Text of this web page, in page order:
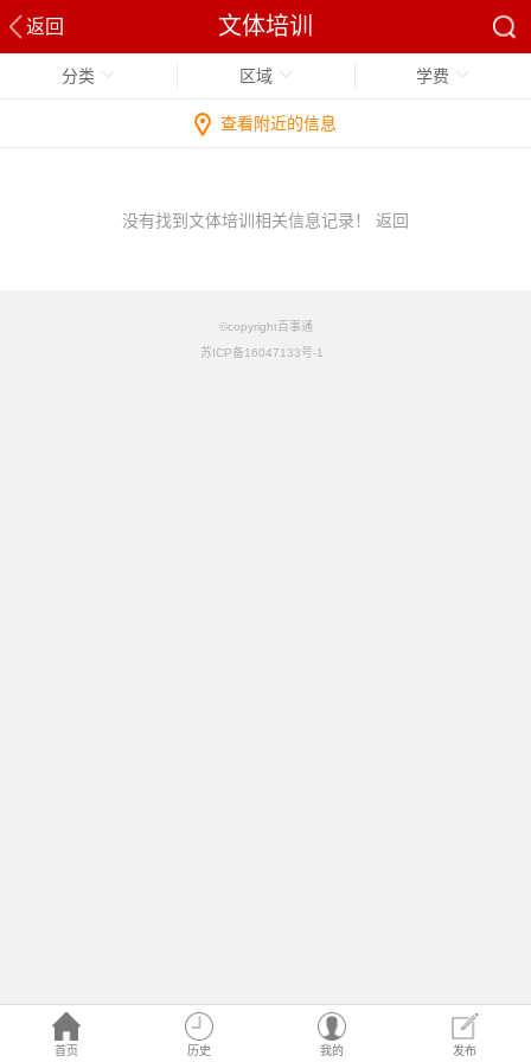
返回 文体培训
首页 历史 我的 发布
分类 区域 学费
查看附近的信息
没有找到文体培训相关信息记录！ 返回
©copyright百事通
苏ICP备16047133号-1